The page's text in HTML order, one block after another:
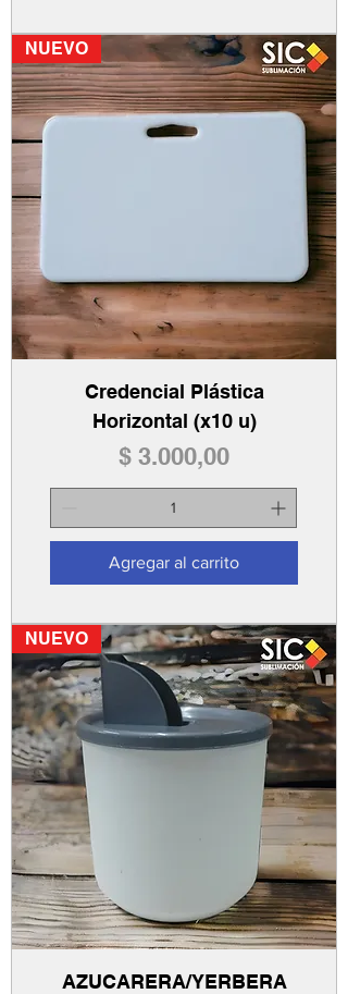
NUEVO
Credencial Plástica
Horizontal (x10 u)
Precio
$ 3.000,00
Agregar al carrito
NUEVO
AZUCARERA/YERBERA